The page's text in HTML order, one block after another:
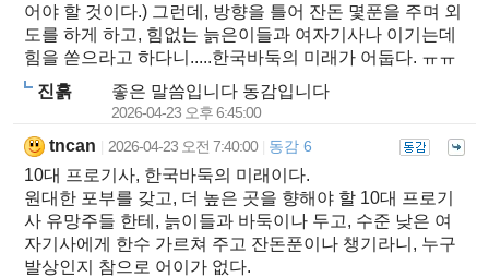
어야 할 것이다.) 그런데, 방향을 틀어 잔돈 몇푼을 주며 외
도를 하게 하고, 힘없는 늙은이들과 여자기사나 이기는데
힘을 쏟으라고 하다니.....한국바둑의 미래가 어둡다. ㅠㅠ
진흙
좋은 말씀입니다 동감입니다
2026-04-23 오후 6:45:00
tncan 2026-04-23 오전 7:40:00 동감 6
10대 프로기사, 한국바둑의 미래이다.
원대한 포부를 갖고, 더 높은 곳을 향해야 할 10대 프로기
사 유망주들 한테, 늙이들과 바둑이나 두고, 수준 낮은 여
자기사에게 한수 가르쳐 주고 잔돈푼이나 챙기라니, 누구
발상인지 참으로 어이가 없다.